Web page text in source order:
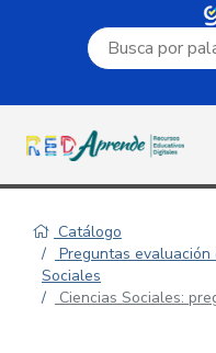
Campo de
Catálogo
Preguntas evaluación
Sociales
Ciencias Sociales: